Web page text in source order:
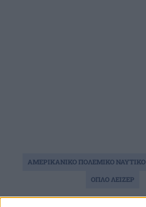
ΑΜΕΡΙΚΑΝΙΚΟ ΠΟΛΕΜΙΚΟ ΝΑΥΤΙΚΟ
ΟΠΛΟ ΛΕΙΖΕΡ